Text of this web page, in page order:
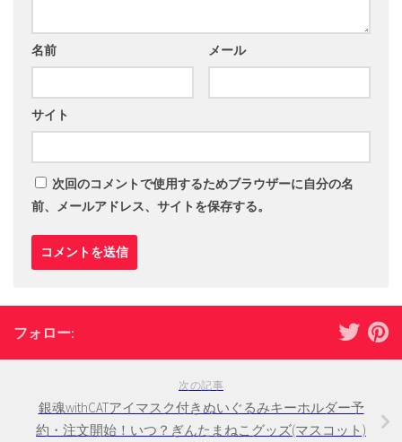
名前 メール
サイト
次回のコメントで使用するためブラウザーに自分の名
前、メールアドレス、サイトを保存する。
フォロー:
次の記事
銀魂withCATアイマスク付きぬいぐるみキーホルダー予
約・注文開始！いつ？ぎんたまねこグッズ(マスコット)